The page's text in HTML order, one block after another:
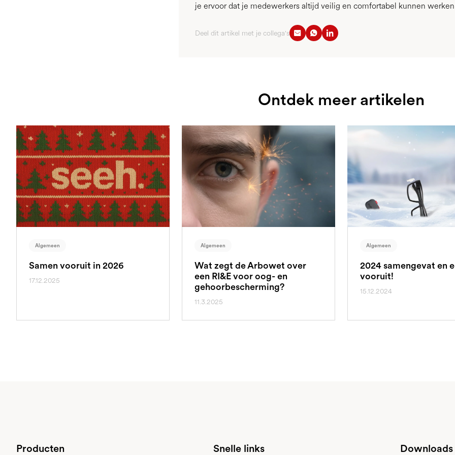
je ervoor dat je medewerkers altijd veilig en comfortabel kunnen
Deel dit artikel met je collega's
Ontdek meer artikelen
Algemeen
Samen vooruit in 2026
17.12.2025
Algemeen
Wat zegt de Arbowet over
een RI&E voor oog- en
gehoorbescherming?
11.3.2025
Algemeen
2024 samengevat en
vooruit!
15.12.2024
Producten Snelle links Downloads